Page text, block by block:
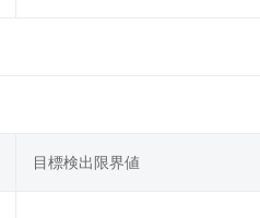
目標検出限界値